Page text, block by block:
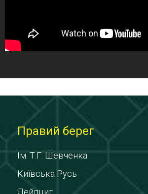
Правий берег
Ім. Т.Г. Шевченка
Київська Русь
Лейпциг